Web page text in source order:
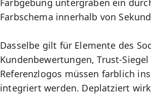
Farbgebung untergraben ein
Farbschema innerhalb von
Dasselbe gilt für Elemente des
Kundenbewertungen, Trust-
Referenzlogos müssen farblich
integriert werden. Deplatziert